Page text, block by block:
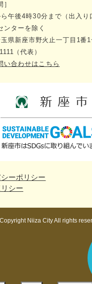
］
午後4時30分まで（出入り
ターを除く
県新座市野火止一丁目1番1
（代表）
い合わせはこちら
ーポリシー
シー
Copyright Niiza City All rights